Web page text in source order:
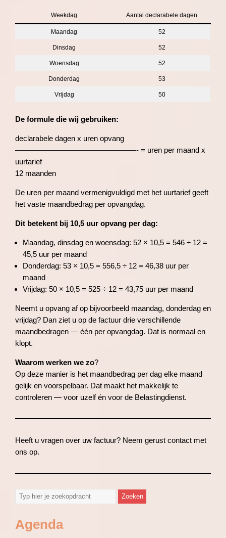
Weekdag Aantal declarabele dagen
Maandag 52
Dinsdag 52
Woensdag 52
Donderdag 53
Vrijdag 50
De formule die wij gebruiken:
declarabele dagen x uren opvang
————————————————- = uren per maand x
uurtarief
12 maanden
De uren per maand vermenigvuldigd met het uurtarief geeft
het vaste maandbedrag per opvangdag.
Dit betekent bij 10,5 uur opvang per dag:
Maandag, dinsdag en woensdag: 52 × 10,5 = 546 ÷ 12 =
45,5 uur per maand
Donderdag: 53 × 10,5 = 556,5 ÷ 12 = 46,38 uur per
maand
Vrijdag: 50 × 10,5 = 525 ÷ 12 = 43,75 uur per maand
Neemt u opvang af op bijvoorbeeld maandag, donderdag en
vrijdag? Dan ziet u op de factuur drie verschillende
maandbedragen — één per opvangdag. Dat is normaal en
klopt.
Waarom werken we zo?
Op deze manier is het maandbedrag per dag elke maand
gelijk en voorspelbaar. Dat maakt het makkelijk te
controleren — voor uzelf én voor de Belastingdienst.
Heeft u vragen over uw factuur? Neem gerust contact met
ons op.
Agenda